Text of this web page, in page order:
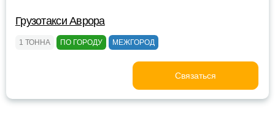
Грузотакси Аврора
1 ТОННА ПО ГОРОДУ МЕЖГОРОД
Связаться